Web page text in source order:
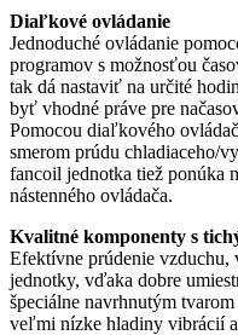
Diaľkové ovládanie
Jednoduché ovládanie
programov s možnosťou
tak dá nastaviť na určité
byť vhodné práve pre
Pomocou diaľkového
smerom prúdu chladiaceho/
fancoil jednotka tiež ponúka
nástenného ovládača.
Kvalitné komponenty s
Efektívne prúdenie vzduchu,
jednotky, vďaka dobre
špeciálne navrhnutým
veľmi nízke hladiny vibrácií